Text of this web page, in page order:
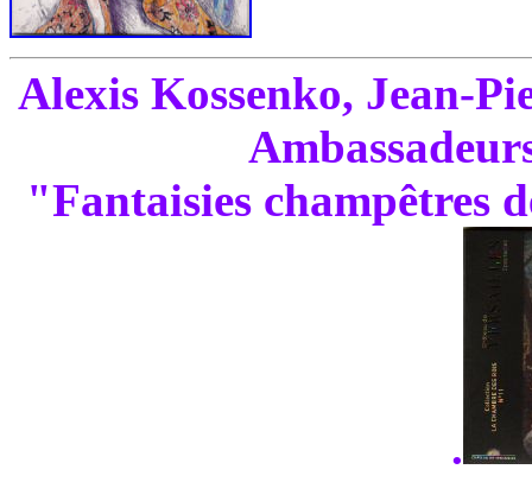
Alexis Kossenko, Jean-
"Fantaisies champêtres
.